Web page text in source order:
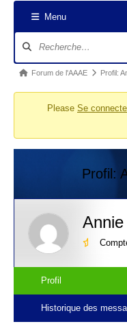
Menu
forum
Fil Forum de l'AAAE Profil:
Please Se
Profil:
Profil
Historique des